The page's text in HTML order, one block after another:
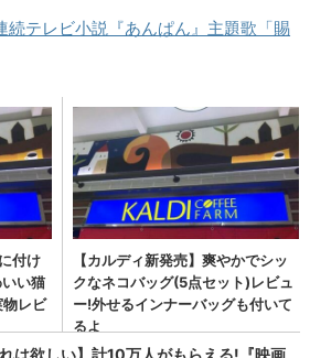
続テレビ小説『あんぱん』主題歌「賜